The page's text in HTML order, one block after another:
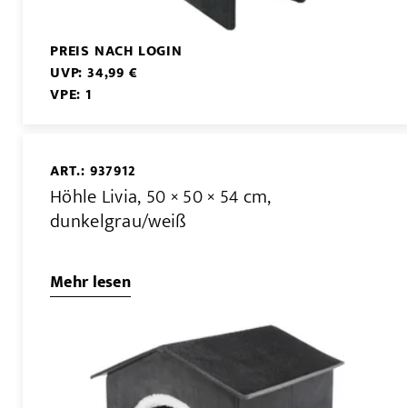
PREIS NACH LOGIN
UVP: 34,99 €
VPE: 1
ART.: 937912
Höhle Livia, 50 × 50 × 54 cm,
dunkelgrau/weiß
Mehr lesen